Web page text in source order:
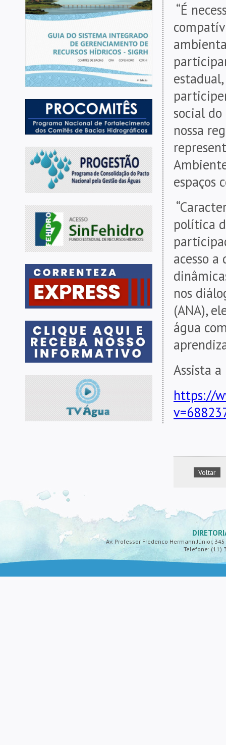
“É
social
nossa
espaços
política
acesso a
nos
(ANA),
água
Assista
https://
Voltar
Av. Professor Frederico Hermann Júnior,
Telefone: (11)